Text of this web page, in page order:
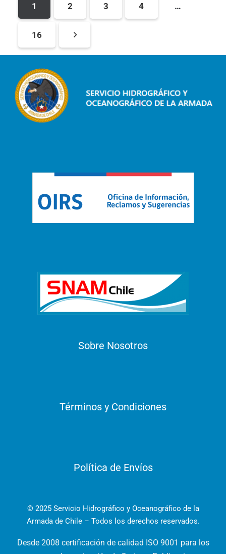
1 2 3 4 …
16
Sobre Nosotros
Términos y Condiciones
Política de Envíos
© 2025 Servicio Hidrográfico y Oceanográfico de la
Armada de Chile – Todos los derechos reservados.
Desde 2008 certificación de calidad ISO 9001 para los